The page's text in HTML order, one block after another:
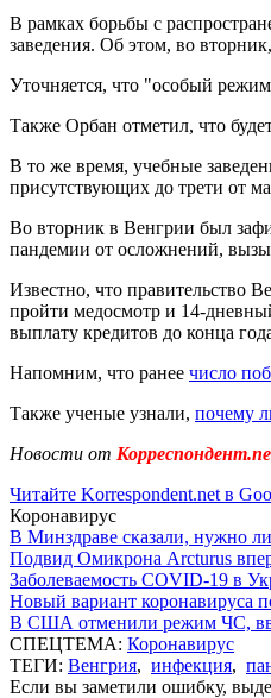
В рамках борьбы с
заведения. Об этом, во
Уточняется, что "особый
Также Орбан отметил, что
В то же время, учебные
присутствующих до трети от
Во вторник в Венгрии был
пандемии от осложнений,
Известно, что правительство
пройти медосмотр и 14-
выплату кредитов до конца
Напомним, что ранее число
Также ученые узнали, почему
Новости от
Читайте Korrespondent.net в
Коронавирус
В Минздраве сказали, нужно
Подвид Омикрона Arcturus
Заболеваемость COVID-19 в
Новый вариант коронавируса
В США отменили режим ЧС,
СПЕЦТЕМА: Коронавирус
ТЕГИ: Венгрия, инфекция,
Если вы заметили ошибку,